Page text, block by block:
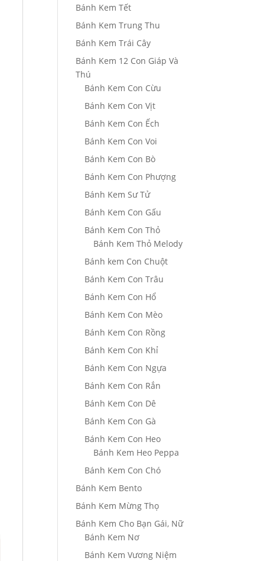
Bánh Kem Tết
Bánh Kem Trung Thu
Bánh Kem Trái Cây
Bánh Kem 12 Con Giáp Và
Thú
Bánh Kem Con Cừu
Bánh Kem Con Vịt
Bánh Kem Con Ếch
Bánh Kem Con Voi
Bánh Kem Con Bò
Bánh Kem Con Phượng
Bánh Kem Sư Tử
Bánh Kem Con Gấu
Bánh Kem Con Thỏ
Bánh Kem Thỏ Melody
Bánh kem Con Chuột
Bánh Kem Con Trâu
Bánh Kem Con Hổ
Bánh Kem Con Mèo
Bánh Kem Con Rồng
Bánh Kem Con Khỉ
Bánh Kem Con Ngựa
Bánh Kem Con Rắn
Bánh Kem Con Dê
Bánh Kem Con Gà
Bánh Kem Con Heo
Bánh Kem Heo Peppa
Bánh Kem Con Chó
Bánh Kem Bento
Bánh Kem Mừng Thọ
Bánh Kem Cho Bạn Gái, Nữ
Bánh Kem Nơ
Bánh Kem Vương Niệm